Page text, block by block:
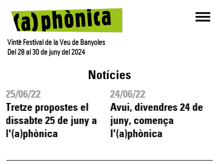
Vintè Festival de la Veu de Banyoles
Del 28 al 30 de juny del 2024
Notícies
25/06/22
Tretze propostes el
dissabte 25 de juny a
l'(a)phònica
24/06/22
Avui, divendres 24 de
juny, comença
l'(a)phònica